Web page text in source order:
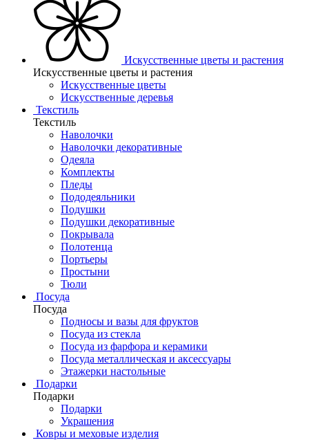
Искусственные цветы и растения
Искусственные цветы и растения
Искусственные цветы
Искусcтвенные деревья
Текстиль
Текстиль
Наволочки
Наволочки декоративные
Одеяла
Комплекты
Пледы
Пододеяльники
Подушки
Подушки декоративные
Покрывала
Полотенца
Портьеры
Простыни
Тюли
Посуда
Посуда
Подносы и вазы для фруктов
Посуда из стекла
Посуда из фарфора и керамики
Посуда металлическая и аксессуары
Этажерки настольные
Подарки
Подарки
Подарки
Украшения
Ковры и меховые изделия